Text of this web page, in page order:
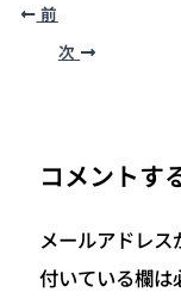
前
次
コメントす
メールアドレス
付いている欄は